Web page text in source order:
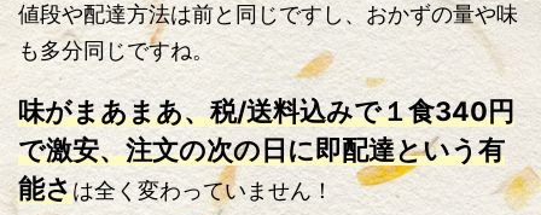
値段や配達方法は前と同じですし、おかずの量や味
も多分同じですね。
味がまあまあ、税/送料込みで１食340円
で激安、注文の次の日に即配達という有
能さは全く変わっていません！